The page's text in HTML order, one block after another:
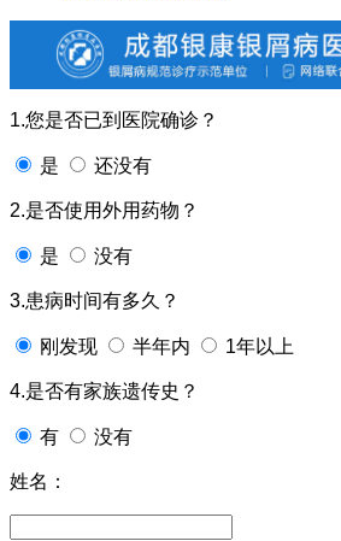
1.您是否已到医院确诊？
是 还没有
2.是否使用外用药物？
是 没有
3.患病时间有多久？
刚发现 半年内 1年以上
4.是否有家族遗传史？
有 没有
姓名：